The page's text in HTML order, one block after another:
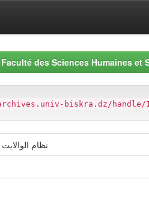
Faculté des Sciences Humaines et
biskra.dz/handle/
نظام الوالايت يف